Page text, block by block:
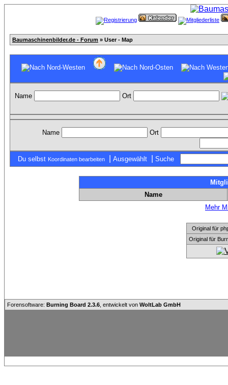
Baumaschinenbilder.de - Forum » User - Map
Name Ort
Name Ort
Du selbst Koordinaten bearbeiten Ausgewählt Suche
Name
Mehr
Original für
Original für
Forensoftware: Burning Board 2.3.6 , entwickelt von WoltLab GmbH